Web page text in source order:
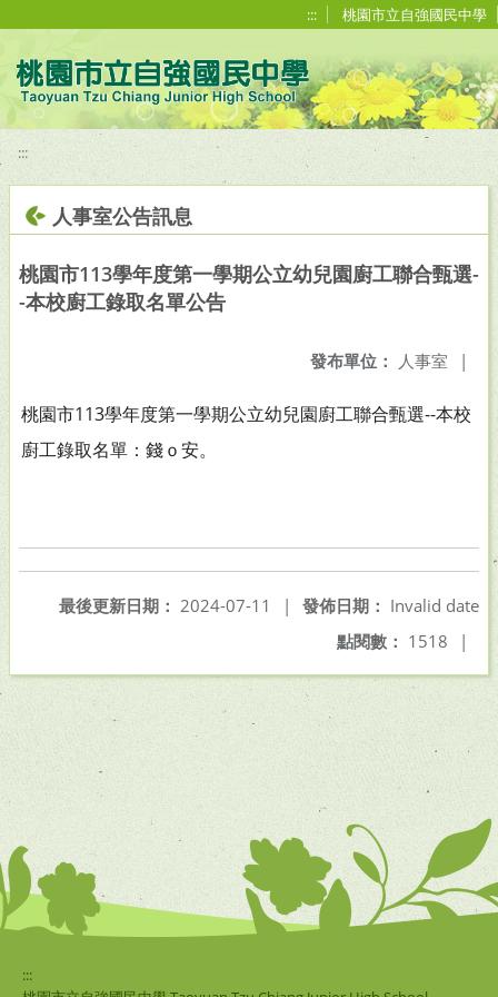
::: 桃園市立自強國民中學
:::
人事室公告訊息
桃園市113學年度第一學期公立幼兒園廚工聯合甄選-
-本校廚工錄取名單公告
發布單位： 人事室 |
桃園市113學年度第一學期公立幼兒園廚工聯合甄選--本校
廚工錄取名單：錢ｏ安。
發佈日期： Invalid date
最後更新日期： 2024-07-11
|
點閱數： 1518 |
:::